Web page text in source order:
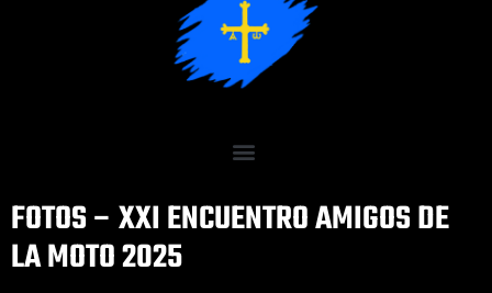
FOTOS – XXI ENCUENTRO AMIGOS DE
LA MOTO 2025